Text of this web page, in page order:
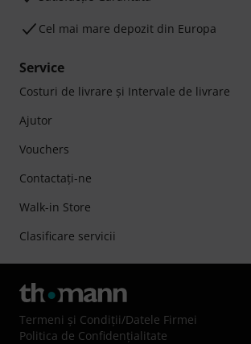
Cel mai mare depozit din Europa
Service
Costuri de livrare şi Intervale de livrare
Ajutor
Vouchers
Contactaţi-ne
Walk-in Store
Clasificare servicii
Termeni şi Condiţii/Datele Firmei
Politica de Confidenţialitate